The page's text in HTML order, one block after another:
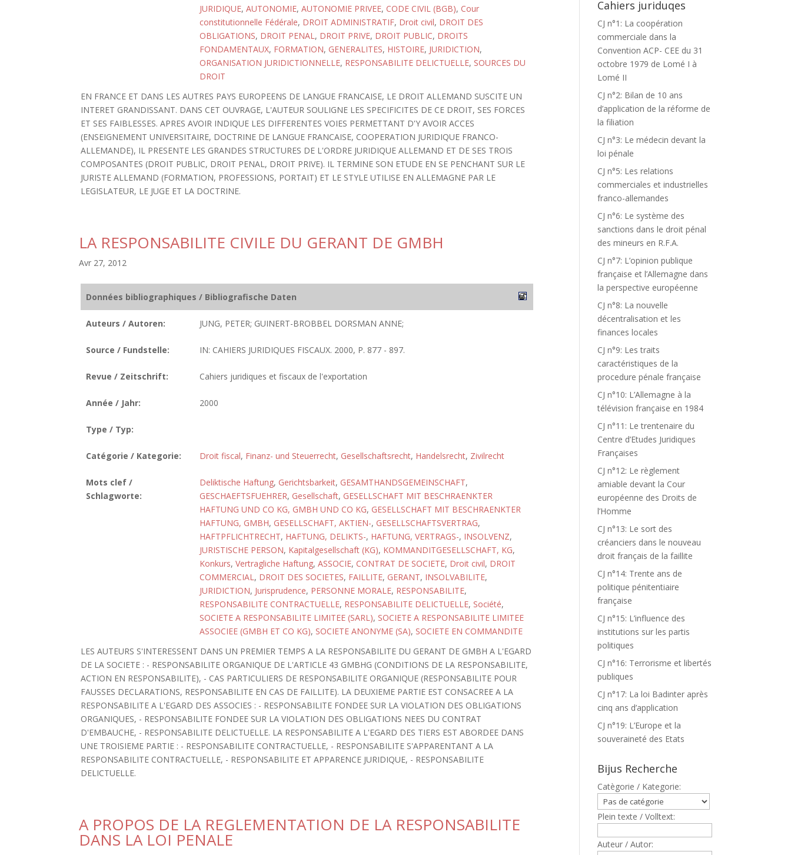
JURIDIQUE, AUTONOMIE, AUTONOMIE PRIVEE, CODE CIVIL (BGB), Cour
constitutionnelle Fédérale, DROIT ADMINISTRATIF, Droit civil, DROIT DES
OBLIGATIONS, DROIT PENAL, DROIT PRIVE, DROIT PUBLIC, DROITS
FONDAMENTAUX, FORMATION, GENERALITES, HISTOIRE, JURIDICTION,
ORGANISATION JURIDICTIONNELLE, RESPONSABILITE DELICTUELLE, SOURCES DU
DROIT
EN FRANCE ET DANS LES AUTRES PAYS EUROPEENS DE LANGUE FRANCAISE, LE DROIT ALLEMAND SUSCITE UN
INTERET GRANDISSANT. DANS CET OUVRAGE, L'AUTEUR SOULIGNE LES SPECIFICITES DE CE DROIT, SES FORCES
ET SES FAIBLESSES. APRES AVOIR INDIQUE LES DIFFERENTES VOIES PERMETTANT D'Y AVOIR ACCES
(ENSEIGNEMENT UNIVERSITAIRE, DOCTRINE DE LANGUE FRANCAISE, COOPERATION JURIDIQUE FRANCO-
ALLEMANDE), IL PRESENTE LES GRANDES STRUCTURES DE L'ORDRE JURIDIQUE ALLEMAND ET DE SES TROIS
COMPOSANTES (DROIT PUBLIC, DROIT PENAL, DROIT PRIVE). IL TERMINE SON ETUDE EN SE PENCHANT SUR LE
JURISTE ALLEMAND (FORMATION, PROFESSIONS, PORTAIT) ET LE STYLE UTILISE EN ALLEMAGNE PAR LE
LEGISLATEUR, LE JUGE ET LA DOCTRINE.
LA RESPONSABILITE CIVILE DU GERANT DE GMBH
Avr 27, 2012
Données bibliographiques / Bibliografische Daten
Auteurs / Autoren: JUNG, PETER; GUINERT-BROBBEL DORSMAN ANNE;
Source / Fundstelle: IN: CAHIERS JURIDIQUES FISCAUX. 2000, P. 877 - 897.
Revue / Zeitschrift: Cahiers juridiques et fiscaux de l'exportation
Année / Jahr: 2000
Type / Typ:
Catégorie / Kategorie: Droit fiscal, Finanz- und Steuerrecht, Gesellschaftsrecht, Handelsrecht, Zivilrecht
Mots clef /
Schlagworte:
Deliktische Haftung, Gerichtsbarkeit, GESAMTHANDSGEMEINSCHAFT,
GESCHAEFTSFUEHRER, Gesellschaft, GESELLSCHAFT MIT BESCHRAENKTER
HAFTUNG UND CO KG, GMBH UND CO KG, GESELLSCHAFT MIT BESCHRAENKTER
HAFTUNG, GMBH, GESELLSCHAFT, AKTIEN-, GESELLSCHAFTSVERTRAG,
HAFTPFLICHTRECHT, HAFTUNG, DELIKTS-, HAFTUNG, VERTRAGS-, INSOLVENZ,
JURISTISCHE PERSON, Kapitalgesellschaft (KG), KOMMANDITGESELLSCHAFT, KG,
Konkurs, Vertragliche Haftung, ASSOCIE, CONTRAT DE SOCIETE, Droit civil, DROIT
COMMERCIAL, DROIT DES SOCIETES, FAILLITE, GERANT, INSOLVABILITE,
JURIDICTION, Jurisprudence, PERSONNE MORALE, RESPONSABILITE,
RESPONSABILITE CONTRACTUELLE, RESPONSABILITE DELICTUELLE, Société,
SOCIETE A RESPONSABILITE LIMITEE (SARL), SOCIETE A RESPONSABILITE LIMITEE
ASSOCIEE (GMBH ET CO KG), SOCIETE ANONYME (SA), SOCIETE EN COMMANDITE
LES AUTEURS S'INTERESSENT DANS UN PREMIER TEMPS A LA RESPONSABILITE DU GERANT DE GMBH A L'EGARD
DE LA SOCIETE : - RESPONSABILITE ORGANIQUE DE L'ARTICLE 43 GMBHG (CONDITIONS DE LA RESPONSABILITE,
ACTION EN RESPONSABILITE), - CAS PARTICULIERS DE RESPONSABILITE ORGANIQUE (RESPONSABILITE POUR
FAUSSES DECLARATIONS, RESPONSABILITE EN CAS DE FAILLITE). LA DEUXIEME PARTIE EST CONSACREE A LA
RESPONSABILITE A L'EGARD DES ASSOCIES : - RESPONSABILITE FONDEE SUR LA VIOLATION DES OBLIGATIONS
ORGANIQUES, - RESPONSABILITE FONDEE SUR LA VIOLATION DES OBLIGATIONS NEES DU CONTRAT
D'EMBAUCHE, - RESPONSABILITE DELICTUELLE. LA RESPONSABILITE A L'EGARD DES TIERS EST ABORDEE DANS
UNE TROISIEME PARTIE : - RESPONSABILITE CONTRACTUELLE, - RESPONSABILITE S'APPARENTANT A LA
RESPONSABILITE CONTRACTUELLE, - RESPONSABILITE ET APPARENCE JURIDIQUE, - RESPONSABILITE
DELICTUELLE.
A PROPOS DE LA REGLEMENTATION DE LA RESPONSABILITE
DANS LA LOI PENALE
Cahiers juriduqes
CJ n°1: La coopération
commerciale dans la
Convention ACP- CEE du 31
octobre 1979 de Lomé I à
Lomé II
CJ n°2: Bilan de 10 ans
d’application de la réforme de
la filiation
CJ n°3: Le médecin devant la
loi pénale
CJ n°5: Les relations
commerciales et industrielles
franco-allemandes
CJ n°6: Le système des
sanctions dans le droit pénal
des mineurs en R.F.A.
CJ n°7: L’opinion publique
française et l’Allemagne dans
la perspective européenne
CJ n°8: La nouvelle
décentralisation et les
finances locales
CJ n°9: Les traits
caractéristiques de la
procedure pénale française
CJ n°10: L’Allemagne à la
télévision française en 1984
CJ n°11: Le trentenaire du
Centre d’Etudes Juridiques
Françaises
CJ n°12: Le règlement
amiable devant la Cour
européenne des Droits de
l’Homme
CJ n°13: Le sort des
créanciers dans le nouveau
droit français de la faillite
CJ n°14: Trente ans de
politique pénitentiaire
française
CJ n°15: L’influence des
institutions sur les partis
politiques
CJ n°16: Terrorisme et libertés
publiques
CJ n°17: La loi Badinter après
cinq ans d’application
CJ n°19: L’Europe et la
souveraineté des Etats
Bijus Recherche
Catègorie / Kategorie:
Plein texte / Volltext:
Auteur / Autor: